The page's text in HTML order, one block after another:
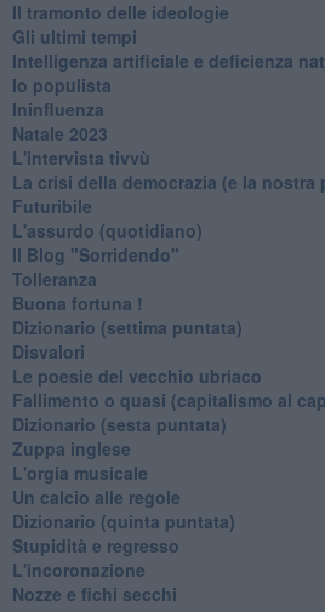
Il tramonto delle ideologie
Gli ultimi tempi
Intelligenza artificiale e deficienza
Io populista
Ininfluenza
Natale 2023
L'intervista tivvù
La crisi della democrazia (e la nostra
Futuribile
L'assurdo (quotidiano)
Il Blog "Sorridendo"
Tolleranza
Buona fortuna !
​Dizionario (settima puntata)
Disvalori
Le poesie del vecchio ubriaco
Fallimento o quasi (capitalismo al
Dizionario (sesta puntata)
Zuppa inglese
L'orgia musicale
Un calcio alle regole
Dizionario (quinta puntata)
Stupidità e regresso
L'incoronazione
Nozze e fichi secchi